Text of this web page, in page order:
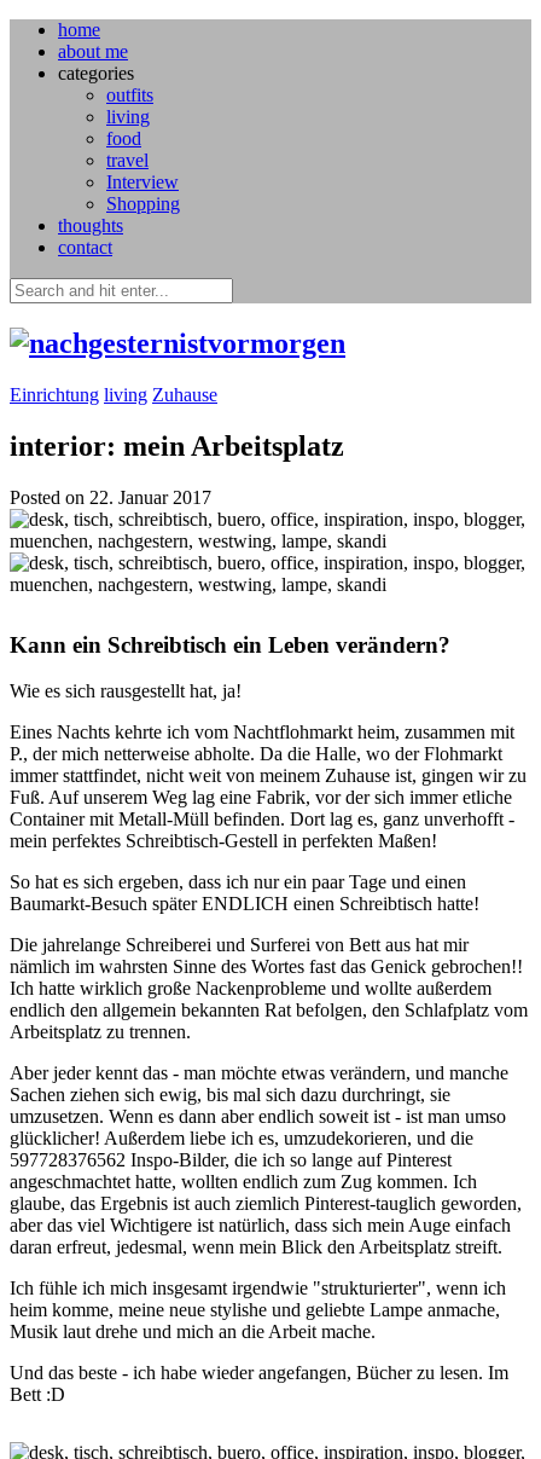
home
about me
categories
outfits
living
food
travel
Interview
Shopping
thoughts
contact
Einrichtung living Zuhause
interior: mein Arbeitsplatz
Posted on 22. Januar 2017
Kann ein Schreibtisch ein Leben verändern?
Wie es sich rausgestellt hat, ja!
Eines Nachts kehrte ich vom Nachtflohmarkt heim, zusammen mit
P., der mich netterweise abholte. Da die Halle, wo der Flohmarkt
immer stattfindet, nicht weit von meinem Zuhause ist, gingen wir zu
Fuß. Auf unserem Weg lag eine Fabrik, vor der sich immer etliche
Container mit Metall-Müll befinden. Dort lag es, ganz unverhofft -
mein perfektes Schreibtisch-Gestell in perfekten Maßen!
So hat es sich ergeben, dass ich nur ein paar Tage und einen
Baumarkt-Besuch später ENDLICH einen Schreibtisch hatte!
Die jahrelange Schreiberei und Surferei von Bett aus hat mir
nämlich im wahrsten Sinne des Wortes fast das Genick gebrochen!!
Ich hatte wirklich große Nackenprobleme und wollte außerdem
endlich den allgemein bekannten Rat befolgen, den Schlafplatz vom
Arbeitsplatz zu trennen.
Aber jeder kennt das - man möchte etwas verändern, und manche
Sachen ziehen sich ewig, bis mal sich dazu durchringt, sie
umzusetzen. Wenn es dann aber endlich soweit ist - ist man umso
glücklicher! Außerdem liebe ich es, umzudekorieren, und die
597728376562 Inspo-Bilder, die ich so lange auf Pinterest
angeschmachtet hatte, wollten endlich zum Zug kommen. Ich
glaube, das Ergebnis ist auch ziemlich Pinterest-tauglich geworden,
aber das viel Wichtigere ist natürlich, dass sich mein Auge einfach
daran erfreut, jedesmal, wenn mein Blick den Arbeitsplatz streift.
Ich fühle ich mich insgesamt irgendwie "strukturierter", wenn ich
heim komme, meine neue stylishe und geliebte Lampe anmache,
Musik laut drehe und mich an die Arbeit mache.
Und das beste - ich habe wieder angefangen, Bücher zu lesen. Im
Bett :D